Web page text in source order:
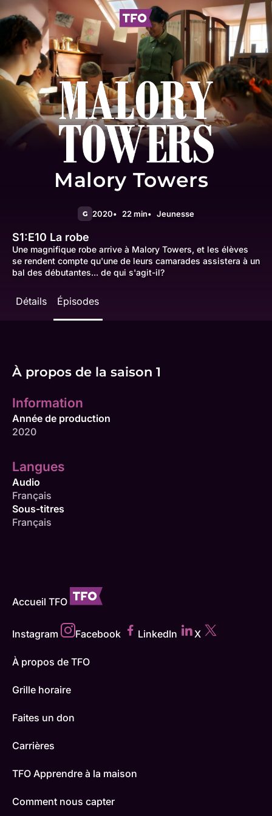
Malory Towers
G 2020 22 min Jeunesse
S1:E10 La robe
Une magnifique robe arrive à Malory Towers, et les élèves
se rendent compte qu'une de leurs camarades assistera à un
bal des débutantes... de qui s'agit-il?
Détails Épisodes
À propos de la saison 1
Information
Année de production
2020
Langues
Audio
Français
Sous-titres
Français
Accueil TFO
Instagram Facebook LinkedIn X
À propos de TFO
Grille horaire
Faites un don
Carrières
TFO Apprendre à la maison
Comment nous capter